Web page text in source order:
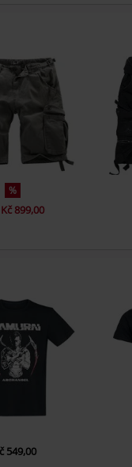
%
Kč 899,00
549,00